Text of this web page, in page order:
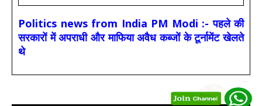
Politics news from India PM Modi :- पहले की
सरकारों में अपराधी और माफिया अवैध कब्जों के टूर्नामेंट खेलते
थे